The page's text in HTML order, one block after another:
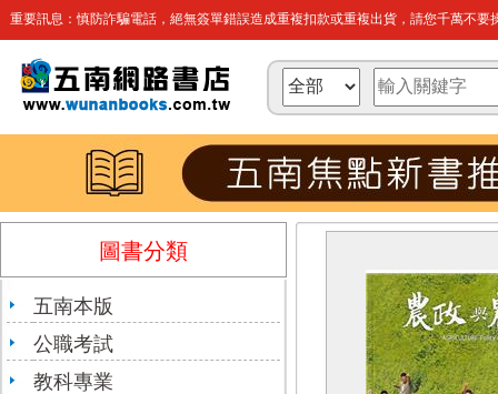
重要訊息：慎防詐騙電話，絕無簽單錯誤造成重複扣款或重複出貨，請您千萬不要
圖書分類
五南本版
公職考試
教科專業